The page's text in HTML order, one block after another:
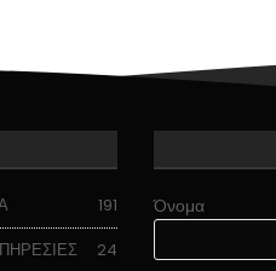
191
24
Όνομα